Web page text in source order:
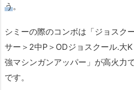
う。
シミーの際のコンボは「ジョスク
サー＞2中P＞ODジョスクール.大
強マシンガンアッパー」が高火力
です。